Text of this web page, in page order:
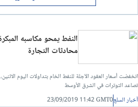
النفط يمحو مكاسبه
محادثات التجارة
انخفضت أسعار العقود الآجلة للنفط الخام بتداولات اليوم
تصاعد التوترات في الشرق الأوسط
أخبار السلع23/09/2019 11:42 GMT0